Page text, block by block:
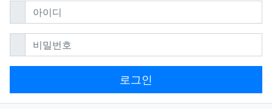
아이디필수
비밀번호필수
로그인